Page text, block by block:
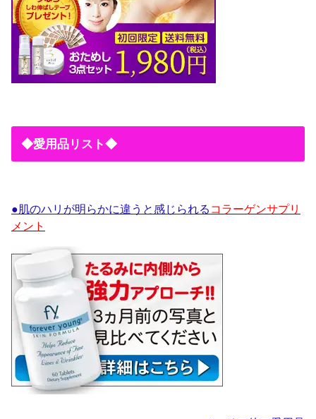
◆愛用品リスト◆
●肌のハリが明らかに違うと感じられる コラーゲンサプリ
メント